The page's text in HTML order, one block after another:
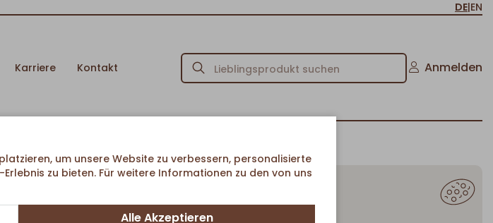
DE|EN
Karriere Kontakt Anmelden
um unsere Website zu verbessern, personalisierte
zu bieten. Für weitere Informationen zu den von uns
Alle Akzeptieren